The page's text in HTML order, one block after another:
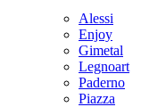
Alessi
Enjoy
Gimetal
Legnoart
Paderno
Piazza